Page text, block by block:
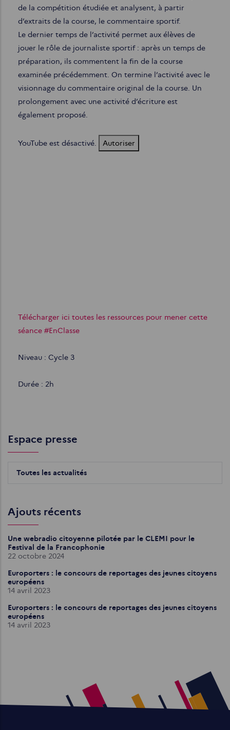
de la compétition étudiée et analysent, à partir
d’extraits de la course, le commentaire sportif.
Le dernier temps de l’activité permet aux élèves de
jouer le rôle de journaliste sportif : après un temps de
préparation, ils commentent la fin de la course
examinée précédemment. On termine l’activité avec le
visionnage du commentaire original de la course. Un
prolongement avec une activité d’écriture est
également proposé.
YouTube est désactivé. Autoriser
Télécharger ici toutes les ressources pour mener cette
séance #EnClasse
Niveau : Cycle 3
Durée : 2h
Espace presse
Toutes les actualités
Ajouts récents
Une webradio citoyenne pilotée par le CLEMI pour le
Festival de la Francophonie
22 octobre 2024
Europorters : le concours de reportages des jeunes citoyens
européens
14 avril 2023
Europorters : le concours de reportages des jeunes citoyens
européens
14 avril 2023